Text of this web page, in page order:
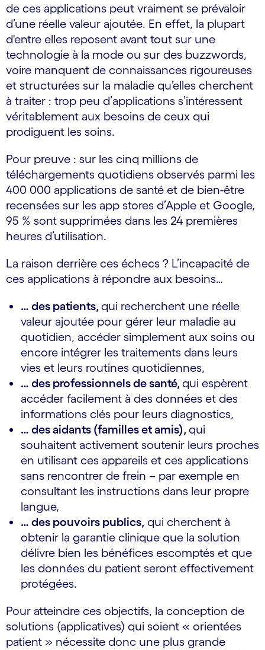
de ces applications peut vraiment se prévaloir
d’une réelle valeur ajoutée. En effet, la plupart
d'entre elles reposent avant tout sur une
technologie à la mode ou sur des buzzwords,
voire manquent de connaissances rigoureuses
et structurées sur la maladie qu’elles cherchent
à traiter : trop peu d’applications s’intéressent
véritablement aux besoins de ceux qui
prodiguent les soins.
Pour preuve : sur les cinq millions de
téléchargements quotidiens observés parmi les
400 000 applications de santé et de bien-­être
recensées sur les app stores d’Apple et Google,
95 % sont supprimées dans les 24 premières
heures d’utilisation.
La raison derrière ces échecs ? L’incapacité de
ces applications à répondre aux besoins…
… des patients, qui recherchent une réelle
valeur ajoutée pour gérer leur maladie au
quotidien, accéder simplement aux soins ou
encore intégrer les traitements dans leurs
vies et leurs routines quotidiennes,
… des professionnels de santé, qui espèrent
accéder facilement à des données et des
informations clés pour leurs diagnostics,
… des aidants (familles et amis), qui
souhaitent activement soutenir leurs proches
en utilisant ces appareils et ces applications
sans rencontrer de frein – par exemple en
consultant les instructions dans leur propre
langue,
… des pouvoirs publics, qui cherchent à
obtenir la garantie clinique que la solution
délivre bien les bénéfices escomptés et que
les données du patient seront effectivement
protégées.
Pour atteindre ces objectifs, la conception de
solutions (applicatives) qui soient « orientées
patient » nécessite donc une plus grande